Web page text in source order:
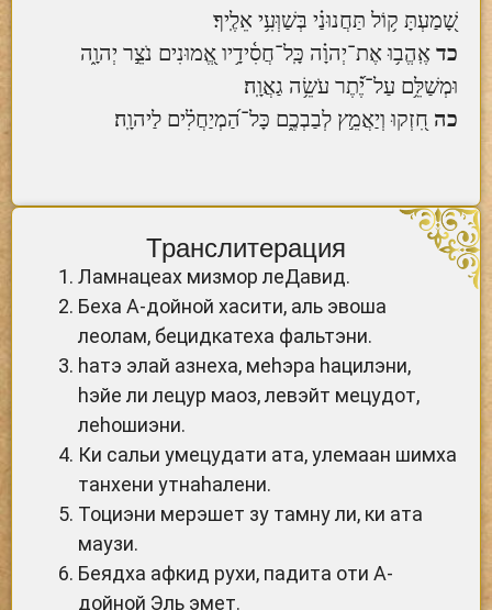
שָׁ֭מַעְתָּ ק֥וֹל תַּחֲנוּנַ֗י בְּשַׁוְּעִ֥י אֵלֶֽיךָ׃
כד אֶֽהֱב֥וּ אֶת־יְהוָ֗ה כָּֽל־חֲסִ֫ידָ֥יו אֱ֭מוּנִים נֹצֵ֣ר יְהוָ֑ה
וּמְשַׁלֵּ֥ם עַל־יֶ֝֗תֶר עֹשֵׂ֥ה גַאֲוָֽה׃
כה חִ֭זְקוּ וְיַאֲמֵ֣ץ לְבַבְכֶ֑ם כָּל־הַ֝מְיַחֲלִ֗ים לַיהוָֽה׃
Транслитерация
Ламнацеах мизмор леДавид.
Беха А-дойной хасити, аль эвоша
леолам, бецидкатеха фальтэни.
hатэ элай азнеха, меhэра hацилэни,
hэйе ли лецур маоз, левэйт мецудот,
леhошиэни.
Ки сальи умецудати ата, улемаан шимха
танхени утнаhалени.
Тоциэни мерэшет зу тамну ли, ки ата
маузи.
Беядха афкид рухи, падита оти А-
дойной Эль эмет.